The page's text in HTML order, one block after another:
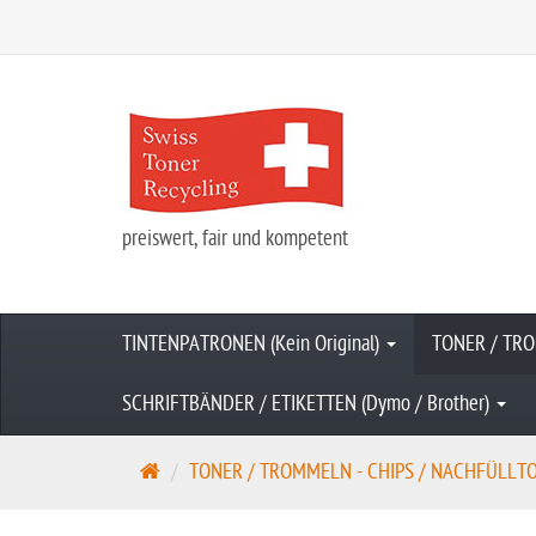
preiswert, fair und kompetent
TINTENPATRONEN (Kein Original) TONER /
SCHRIFTBÄNDER / ETIKETTEN (Dymo / Brother)
S
TONER / TROMMELN - CHIPS /